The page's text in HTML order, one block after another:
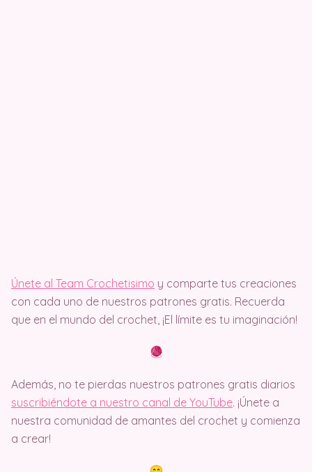
Únete al Team Crochetisimo y comparte tus creaciones
con cada uno de nuestros patrones gratis. Recuerda
que en el mundo del crochet, ¡El límite es tu imaginación!
Además, no te pierdas nuestros patrones gratis diarios
suscribiéndote a nuestro canal de YouTube. ¡Únete a
nuestra comunidad de amantes del crochet y comienza
a crear!